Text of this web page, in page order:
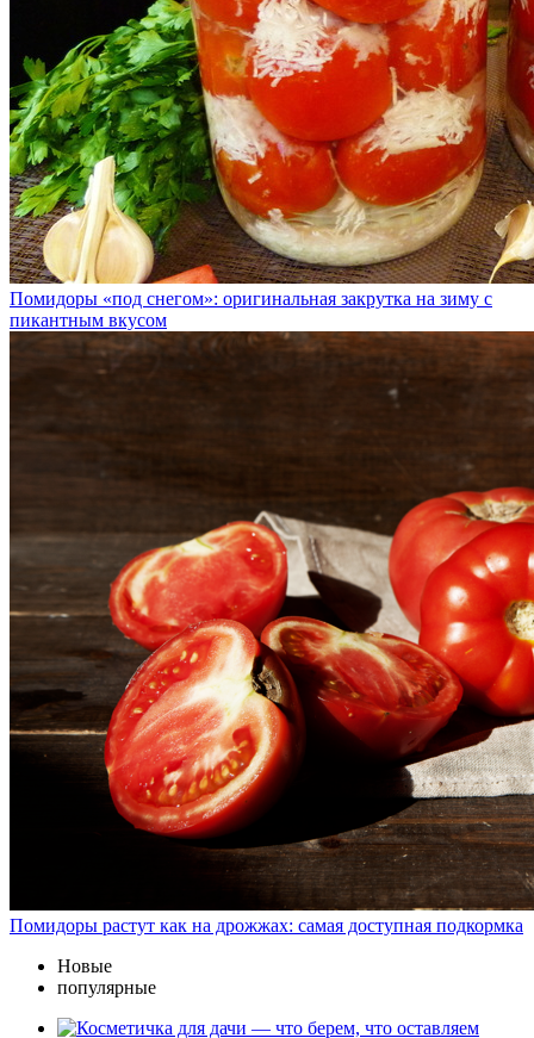
Помидоры «под снегом»: оригинальная закрутка на зиму с
пикантным вкусом
Помидоры растут как на дрожжах: самая доступная подкормка
Новые
популярные